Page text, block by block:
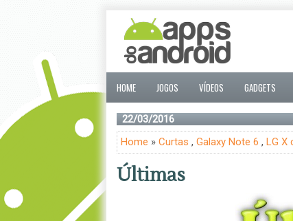
HOME JOGOS VÍDEOS GADGETS
22/03/2016
Home » Curtas , Galaxy Note 6 , LG X
Últimas